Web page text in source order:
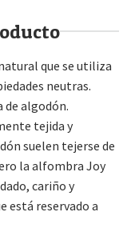
que se utiliza
neutras.
de algodón.
tejida y
suelen tejerse de
la alfombra Joy
cariño y
está reservado a